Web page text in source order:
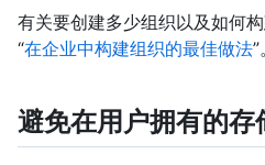
有关要创建多少组织以及如何
“在企业中构建组织的最佳做法”。
避免在用户拥有的存